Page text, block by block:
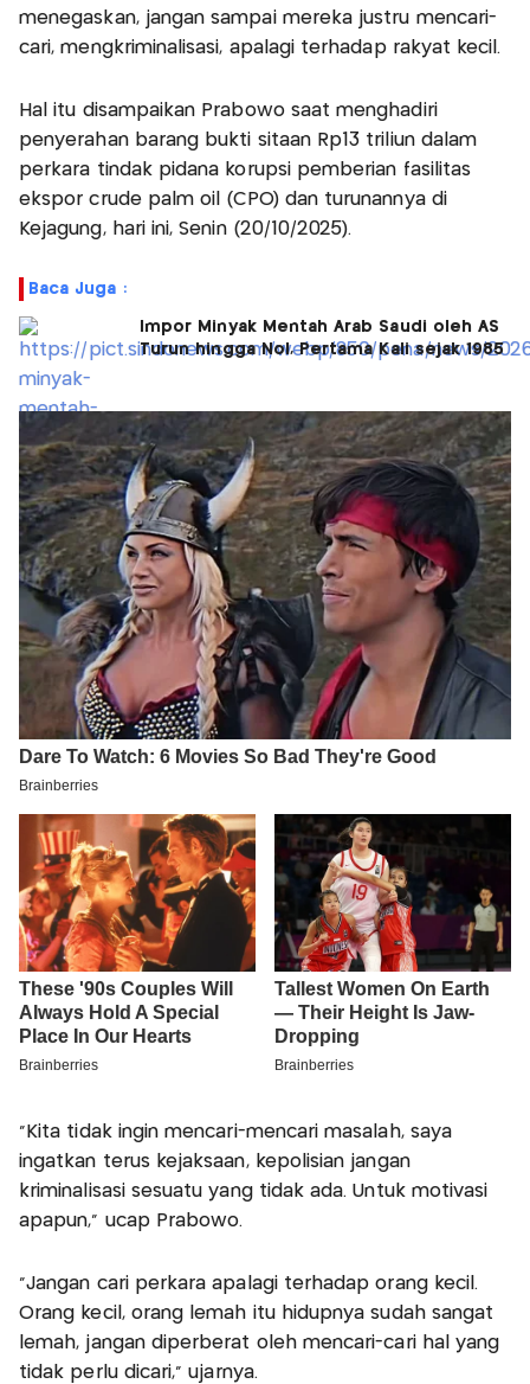
menegaskan, jangan sampai mereka justru mencari-
cari, mengkriminalisasi, apalagi terhadap rakyat kecil.
Hal itu disampaikan Prabowo saat menghadiri
penyerahan barang bukti sitaan Rp13 triliun dalam
perkara tindak pidana korupsi pemberian fasilitas
ekspor crude palm oil (CPO) dan turunannya di
Kejagung, hari ini, Senin (20/10/2025).
Baca Juga :
Impor Minyak Mentah Arab Saudi oleh AS
Turun hingga Nol, Pertama Kali sejak 1985
“Kita tidak ingin mencari-mencari masalah, saya
ingatkan terus kejaksaan, kepolisian jangan
kriminalisasi sesuatu yang tidak ada. Untuk motivasi
apapun,” ucap Prabowo.
“Jangan cari perkara apalagi terhadap orang kecil.
Orang kecil, orang lemah itu hidupnya sudah sangat
lemah, jangan diperberat oleh mencari-cari hal yang
tidak perlu dicari," ujarnya.